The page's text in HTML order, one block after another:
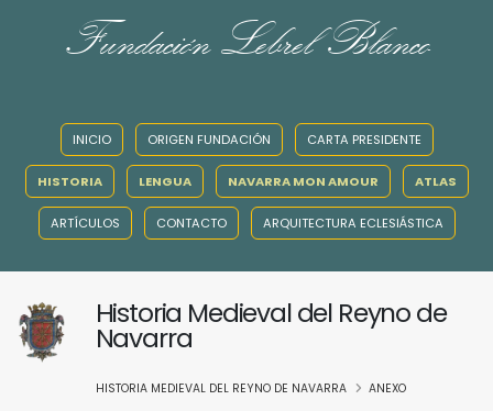
Fundación Lebrel Blanco
INICIO ORIGEN FUNDACIÓN CARTA PRESIDENTE
HISTORIA LENGUA NAVARRA MON AMOUR ATLAS
ARTÍCULOS CONTACTO ARQUITECTURA ECLESIÁSTICA
Historia Medieval del Reyno de
Navarra
HISTORIA MEDIEVAL DEL REYNO DE NAVARRA ANEXO